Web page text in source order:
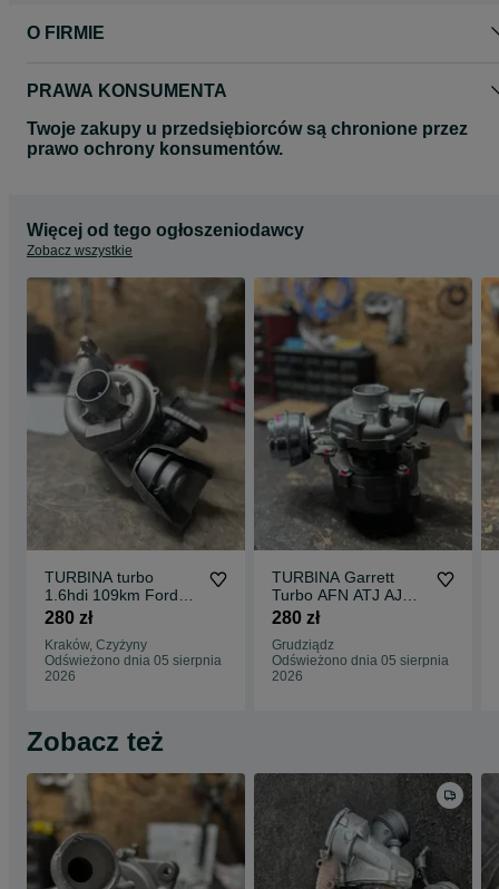
O FIRMIE
PRAWA KONSUMENTA
Twoje zakupy u przedsiębiorców są chronione przez
prawo ochrony konsumentów.
Więcej od tego ogłoszeniodawcy
Zobacz wszystkie
TURBINA turbo
1.6hdi 109km Ford
Mazda Citroen
280 zł
Kraków, Czyżyny
Odświeżono dnia 05 sierpnia
2026
TURBINA Garrett
Turbo AFN ATJ AJM
Audi VW Seat Skoda
280 zł
Grudziądz
Odświeżono dnia 05 sierpnia
2026
Zobacz też